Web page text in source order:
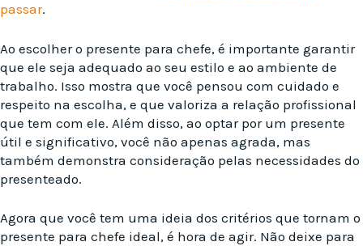
passar.
Ao escolher o presente para chefe, é importante garantir
que ele seja adequado ao seu estilo e ao ambiente de
trabalho. Isso mostra que você pensou com cuidado e
respeito na escolha, e que valoriza a relação profissional
que tem com ele. Além disso, ao optar por um presente
útil e significativo, você não apenas agrada, mas
também demonstra consideração pelas necessidades do
presenteado.
Agora que você tem uma ideia dos critérios que tornam o
presente para chefe ideal, é hora de agir. Não deixe para